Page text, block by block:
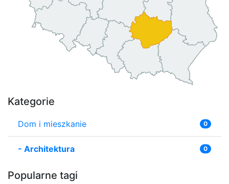
Kategorie
Dom i mieszkanie 0
- Architektura 0
Popularne tagi